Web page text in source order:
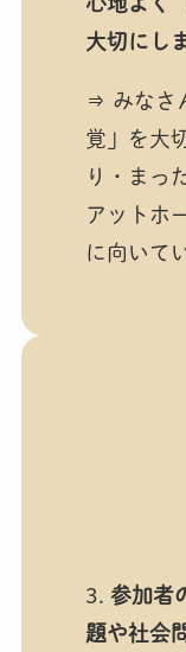
大切にし
⇒ みなさ
覚」を大
り・まっ
アットホ
に向いて
3. 参加者
題や社会